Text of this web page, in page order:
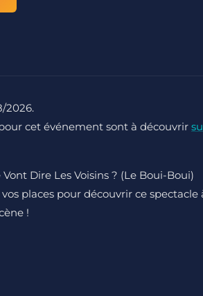
2026.
cet événement sont à découvrir
Dire Les Voisins ? (Le Boui-Boui)
vos places pour découvrir ce spectacle
!